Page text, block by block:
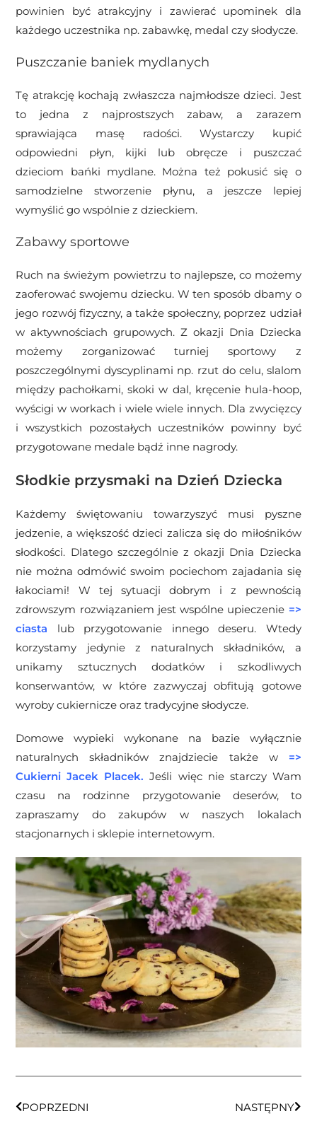
powinien być atrakcyjny i zawierać upominek dla
każdego uczestnika np. zabawkę, medal czy słodycze.
Puszczanie baniek mydlanych
Tę atrakcję kochają zwłaszcza najmłodsze dzieci. Jest
to jedna z najprostszych zabaw, a zarazem
sprawiająca masę radości. Wystarczy kupić
odpowiedni płyn, kijki lub obręcze i puszczać
dzieciom bańki mydlane. Można też pokusić się o
samodzielne stworzenie płynu, a jeszcze lepiej
wymyślić go wspólnie z dzieckiem.
Zabawy sportowe
Ruch na świeżym powietrzu to najlepsze, co możemy
zaoferować swojemu dziecku. W ten sposób dbamy o
jego rozwój fizyczny, a także społeczny, poprzez udział
w aktywnościach grupowych. Z okazji Dnia Dziecka
możemy zorganizować turniej sportowy z
poszczególnymi dyscyplinami np. rzut do celu, slalom
między pachołkami, skoki w dal, kręcenie hula-hoop,
wyścigi w workach i wiele wiele innych. Dla zwycięzcy
i wszystkich pozostałych uczestników powinny być
przygotowane medale bądź inne nagrody.
Słodkie przysmaki na Dzień Dziecka
Każdemy świętowaniu towarzyszyć musi pyszne
jedzenie, a większość dzieci zalicza się do miłośników
słodkości. Dlatego szczególnie z okazji Dnia Dziecka
nie można odmówić swoim pociechom zajadania się
łakociami! W tej sytuacji dobrym i z pewnością
zdrowszym rozwiązaniem jest wspólne upieczenie =>
ciasta lub przygotowanie innego deseru. Wtedy
korzystamy jedynie z naturalnych składników, a
unikamy sztucznych dodatków i szkodliwych
konserwantów, w które zazwyczaj obfitują gotowe
wyroby cukiernicze oraz tradycyjne słodycze.
Domowe wypieki wykonane na bazie wyłącznie
naturalnych składników znajdziecie także w =>
Cukierni Jacek Placek. Jeśli więc nie starczy Wam
czasu na rodzinne przygotowanie deserów, to
zapraszamy do zakupów w naszych lokalach
stacjonarnych i sklepie internetowym.
POPRZEDNI NASTĘPNY